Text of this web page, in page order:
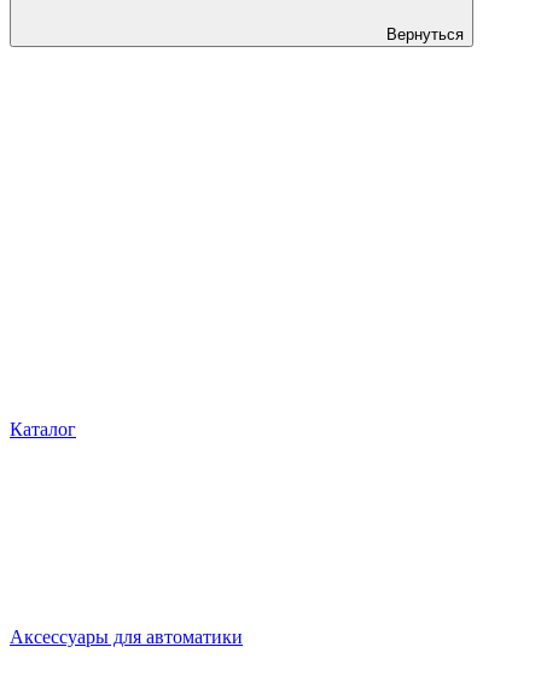
Вернуться
Каталог
Аксессуары для автоматики